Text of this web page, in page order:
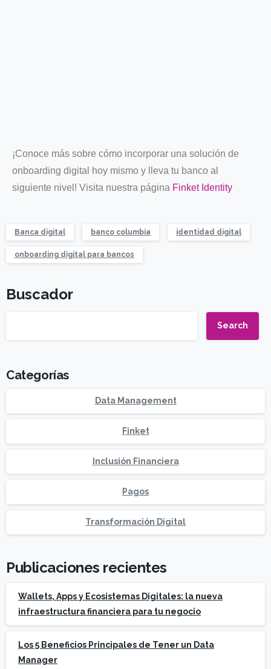
¡Conoce más sobre cómo incorporar una solución de
onboarding digital hoy mismo y lleva tu banco al
siguiente nivel! Visita nuestra página Finket Identity
Banca digital banco columbia identidad digital
onboarding digital para bancos
Buscador
Search
Categorías
Data Management
Finket
Inclusión Financiera
Pagos
Transformación Digital
Publicaciones recientes
Wallets, Apps y Ecosistemas Digitales: la nueva
infraestructura financiera para tu negocio
Los 5 Beneficios Principales de Tener un Data
Manager